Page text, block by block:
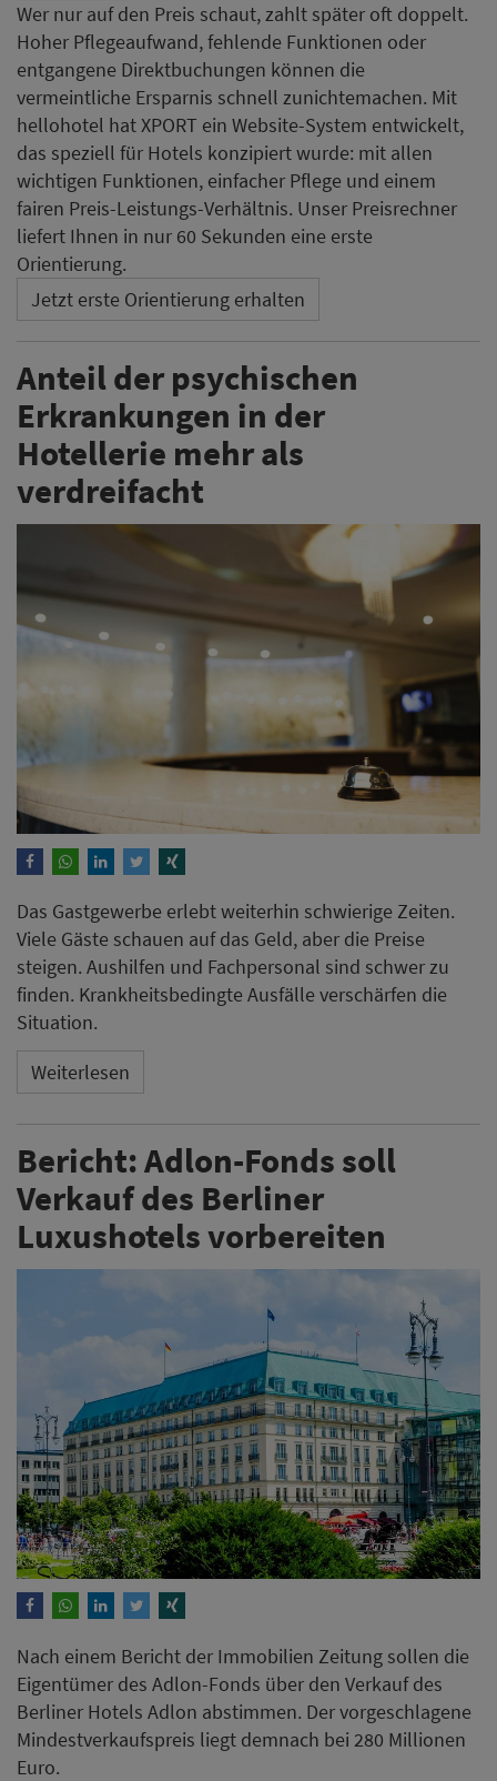
Wer nur auf den Preis schaut, zahlt später oft doppelt.
Hoher Pflegeaufwand, fehlende Funktionen oder
entgangene Direktbuchungen können die
vermeintliche Ersparnis schnell zunichtemachen. Mit
hellohotel hat XPORT ein Website-System entwickelt,
das speziell für Hotels konzipiert wurde: mit allen
wichtigen Funktionen, einfacher Pflege und einem
fairen Preis-Leistungs-Verhältnis. Unser Preisrechner
liefert Ihnen in nur 60 Sekunden eine erste
Orientierung.
Jetzt erste Orientierung erhalten
Anteil der psychischen
Erkrankungen in der
Hotellerie mehr als
verdreifacht
Das Gastgewerbe erlebt weiterhin schwierige Zeiten.
Viele Gäste schauen auf das Geld, aber die Preise
steigen. Aushilfen und Fachpersonal sind schwer zu
finden. Krankheitsbedingte Ausfälle verschärfen die
Situation.
Weiterlesen
Bericht: Adlon-Fonds soll
Verkauf des Berliner
Luxushotels vorbereiten
Nach einem Bericht der Immobilien Zeitung sollen die
Eigentümer des Adlon-Fonds über den Verkauf des
Berliner Hotels Adlon abstimmen. Der vorgeschlagene
Mindestverkaufspreis liegt demnach bei 280 Millionen
Euro.